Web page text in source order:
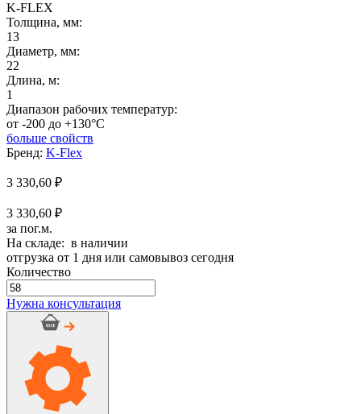
K-FLEX
Толщина, мм:
13
Диаметр, мм:
22
Длина, м:
1
Диапазон рабочих температур:
от -200 до +130°C
больше свойств
Бренд: K-Flex
3 330,60 ₽
3 330,60 ₽
за пог.м.
На складе: в наличии
отгрузка от 1 дня или самовывоз сегодня
Количество
Количество
товара
Трубка
ECO
CLAD
Нужна консультация